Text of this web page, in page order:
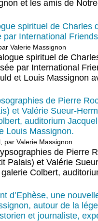
et les amis de
spirituel de Charles
par International
Valerie Massignon
spirituel de
par International
et Louis Massignon
de Pierre
et Valérie Sueur-
auditorium
Louis Massignon.
par Valerie Massignon
de Pierre
Palais) et Valérie
galerie Colbert,
d’Ephèse, une
autour de la
et journaliste,